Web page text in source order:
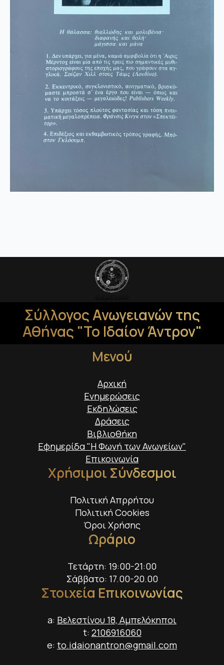
Σύλλογος Ανωγειανών της
Αθήνας "Το Ιδαίον Άντρον"
Μενού
Αρχική
Ενημερώσεις
Εκδηλώσεις
Δράσεις
Βιβλιοθήκη
Εφημερίδα "Η Φωνή των Ανωγείων"
Επικοινωνία
Χρήσιμοι Σύνδεσμοι
Πολιτική Απρρήτου
Πολιτική Cookies
Όροι Χρήσης
Ωράριο
Τετάρτη: 19:00-21:00
Σάββατο: 17.00-20.00
Στοιχεία Επικοινωνίας
a: Βελεστίνου 18, Αμπελόκηποι
t: 2106916060
e: to.idaionantron@gmail.com